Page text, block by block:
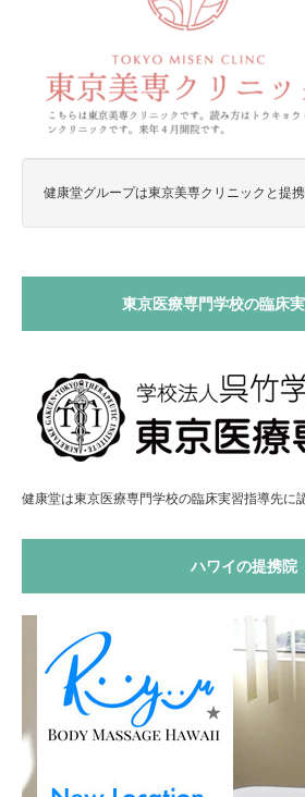
健康堂グループは東京美専クリニックと提携
東京医療専門学校の臨床
健康堂は東京医療専門学校の臨床実習指導先に
ハワイの提携院